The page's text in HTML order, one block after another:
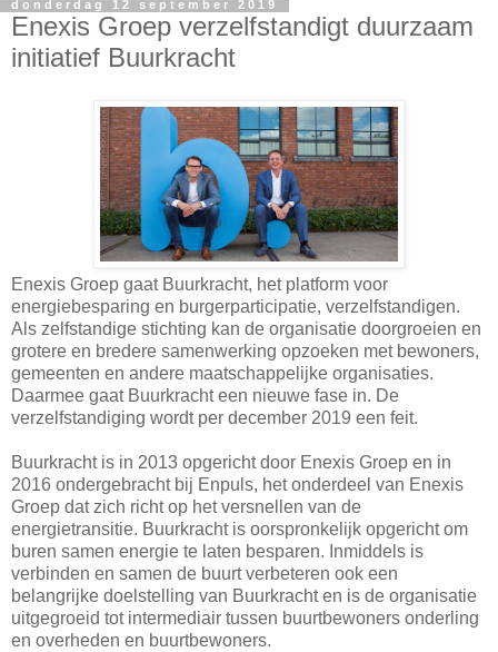
donderdag 12 september 2019
Enexis Groep verzelfstandigt duurzaam
initiatief Buurkracht
Enexis Groep gaat Buurkracht, het platform voor
energiebesparing en burgerparticipatie, verzelfstandigen.
Als zelfstandige stichting kan de organisatie doorgroeien en
grotere en bredere samenwerking opzoeken met bewoners,
gemeenten en andere maatschappelijke organisaties.
Daarmee gaat Buurkracht een nieuwe fase in. De
verzelfstandiging wordt per december 2019 een feit.
Buurkracht is in 2013 opgericht door Enexis Groep en in
2016 ondergebracht bij Enpuls, het onderdeel van Enexis
Groep dat zich richt op het versnellen van de
energietransitie. Buurkracht is oorspronkelijk opgericht om
buren samen energie te laten besparen. Inmiddels is
verbinden en samen de buurt verbeteren ook een
belangrijke doelstelling van Buurkracht en is de organisatie
uitgegroeid tot intermediair tussen buurtbewoners onderling
en overheden en buurtbewoners.